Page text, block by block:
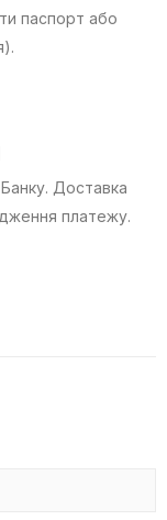
паспорт або
Доставка
платежу.